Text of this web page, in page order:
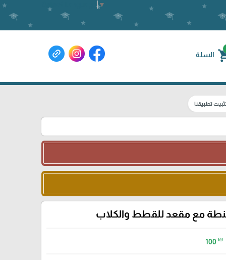
Select Language▼
السلة
تطبيقنا
مع مقعد للقطط والكلاب
100 ₪